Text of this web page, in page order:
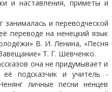
и наставления, приметы и
и переводческой
переводе на ненецкий язык
В. И. Ленина, «Песня
Т. Г. Шевченко.
она не придумывает и
её подсказчик и учитель -
личные песни ненцев